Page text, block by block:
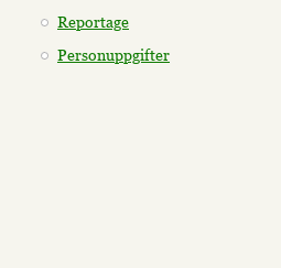
Reportage
Personuppgifter